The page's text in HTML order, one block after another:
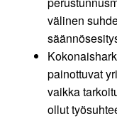
välinen
painottuvat
vaikka
ollut